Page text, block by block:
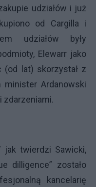
udziałów i już
od Cargilla i
udziałów były
Elewarr jako
(od lat) skorzystał z
minister Ardanowski
zdarzeniami.
jak twierdzi Sawicki,
dilligence” zostało
kancelarię